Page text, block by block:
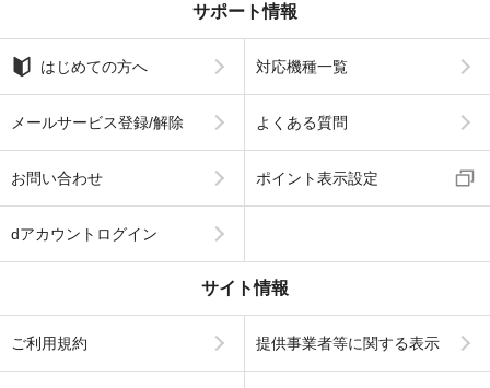
サポート情報
はじめての方へ 対応機種一覧
メールサービス登録/解除 よくある質問
お問い合わせ ポイント表示設定
dアカウントログイン
サイト情報
ご利用規約 提供事業者等に関する表示